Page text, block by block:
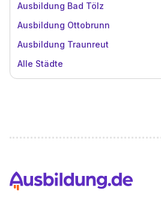
Ausbildung Bad Tölz
Ausbildung Ottobrunn
Ausbildung Traunreut
Alle Städte